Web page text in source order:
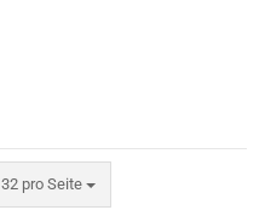
32 pro Seite
pro Seite